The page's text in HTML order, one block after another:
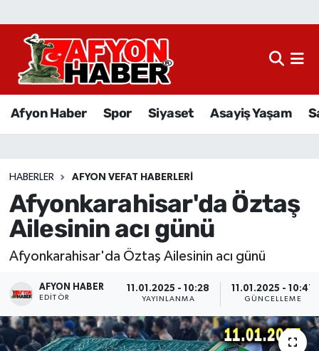
Afyon Haber Spor Siyaset Asayiş Yaşam
HABERLER AFYON VEFAT HABERLERI
Afyonkarahisar'da Öztaş
Ailesinin acı günü
Afyonkarahisar'da Öztaş Ailesinin acı günü
AFYON HABER
EDITÖR
11.01.2025 - 10:28
YAYINLANMA
11.01.2025 - 10:47
GÜNCELLEME
Afyon Haber
Sağlık
Eğitim
Magazin